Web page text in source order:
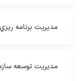
مديريت برنامه
مديريت توسعه